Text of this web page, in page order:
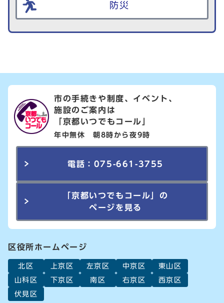
防災
市の手続きや制度、イベント、
施設のご案内は
「京都いつでもコール」
年中無休 朝8時から夜9時
電話：075-661-3755
「京都いつでもコール」の
ページを見る
区役所ホームページ
北区 上京区 左京区 中京区
東山区
山科区
下京区 南区 右京区
西京区
伏見区